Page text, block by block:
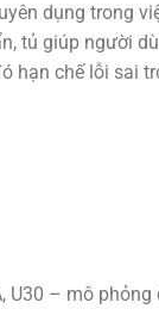
dụng trong
tủ giúp người
hạn chế lỗi sai
A, U30 – mô